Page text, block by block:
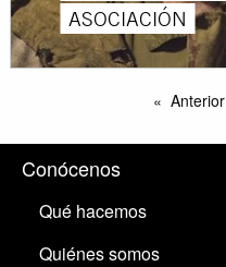
ASOCIACIÓN
Anterior
Conócenos
Qué hacemos
Quiénes somos